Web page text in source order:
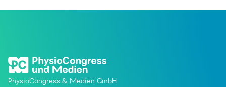
PhysioCongress & Medien GmbH